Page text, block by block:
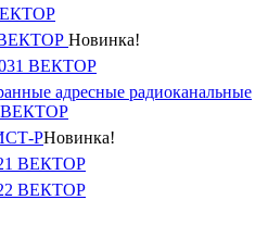
Новинка!
ВЕКТОР
адресные радиоканальные
РНовинка!
ВЕКТОР
ВЕКТОР